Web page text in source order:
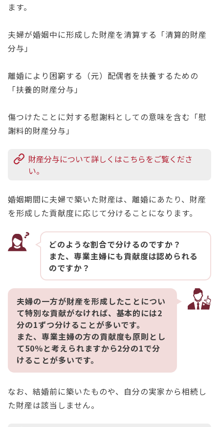
ます。
夫婦が婚姻中に形成した財産を清算する「清算的財産
分与」
離婚により困窮する（元）配偶者を扶養するための
「扶養的財産分与」
傷つけたことに対する慰謝料としての意味を含む「慰
謝料的財産分与」
財産分与について詳しくはこちらをご覧くださ
い。
婚姻期間に夫婦で築いた財産は、離婚にあたり、財産
を形成した貢献度に応じて分けることになります。
どのような割合で分けるのですか？
また、専業主婦にも貢献度は認められる
のですか？
夫婦の一方が財産を形成したことについ
て特別な貢献がなければ、基本的には2
分の1ずつ分けることが多いです。
また、専業主婦の方の貢献度も原則とし
て50％と考えられますから2分の1で分
けることが多いです。
なお、結婚前に築いたものや、自分の実家から相続し
た財産は該当しません。